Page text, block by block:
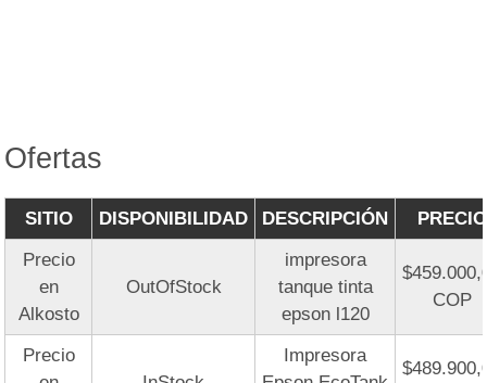
Ofertas
SITIO DISPONIBILIDAD DESCRIPCIÓN
PRECIO
Precio
en
Alkosto
OutOfStock
impresora
tanque tinta
epson l120
COP
Precio
Impresora